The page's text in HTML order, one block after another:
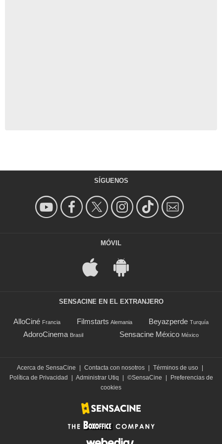
SÍGUENOS
MÓVIL
SENSACINE EN EL EXTRANJERO
AlloCiné Francia Filmstarts Alemania Beyazperde Turquía
AdoroCinema Brasil Sensacine México México
Acerca de SensaCine Contacta con nosotros Términos de uso
Política de Privacidad
Administrar Utiq ©SensaCine
Preferencias de
cookies